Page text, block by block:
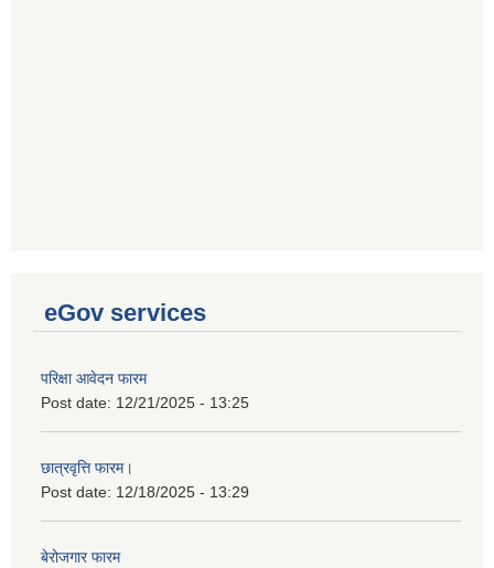
eGov services
परिक्षा आवेदन फारम
Post date: 12/21/2025 - 13:25
छात्रवृत्ति फारम।
Post date: 12/18/2025 - 13:29
बेरोजगार फारम